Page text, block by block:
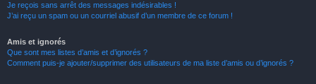
Je reçois sans arrêt des messages indésirables !
J’ai reçu un spam ou un courriel abusif d’un membre de ce forum !
Amis et ignorés
Que sont mes listes d’amis et d’ignorés ?
Comment puis-je ajouter/supprimer des utilisateurs de ma liste d’amis ou d’ignorés ?